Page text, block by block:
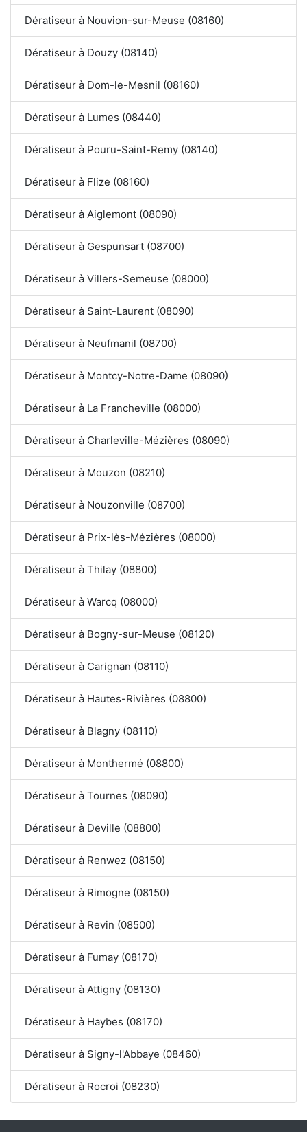
Dératiseur à Nouvion-sur-Meuse (08160)
Dératiseur à Douzy (08140)
Dératiseur à Dom-le-Mesnil (08160)
Dératiseur à Lumes (08440)
Dératiseur à Pouru-Saint-Remy (08140)
Dératiseur à Flize (08160)
Dératiseur à Aiglemont (08090)
Dératiseur à Gespunsart (08700)
Dératiseur à Villers-Semeuse (08000)
Dératiseur à Saint-Laurent (08090)
Dératiseur à Neufmanil (08700)
Dératiseur à Montcy-Notre-Dame (08090)
Dératiseur à La Francheville (08000)
Dératiseur à Charleville-Mézières (08090)
Dératiseur à Mouzon (08210)
Dératiseur à Nouzonville (08700)
Dératiseur à Prix-lès-Mézières (08000)
Dératiseur à Thilay (08800)
Dératiseur à Warcq (08000)
Dératiseur à Bogny-sur-Meuse (08120)
Dératiseur à Carignan (08110)
Dératiseur à Hautes-Rivières (08800)
Dératiseur à Blagny (08110)
Dératiseur à Monthermé (08800)
Dératiseur à Tournes (08090)
Dératiseur à Deville (08800)
Dératiseur à Renwez (08150)
Dératiseur à Rimogne (08150)
Dératiseur à Revin (08500)
Dératiseur à Fumay (08170)
Dératiseur à Attigny (08130)
Dératiseur à Haybes (08170)
Dératiseur à Signy-l'Abbaye (08460)
Dératiseur à Rocroi (08230)